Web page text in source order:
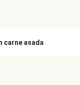
carne asada